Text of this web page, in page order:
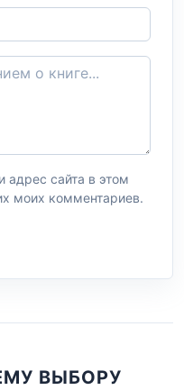
адрес сайта в этом
моих комментариев.
ВЫБОРУ